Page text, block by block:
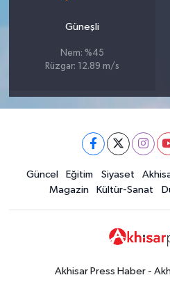
Güneşli
Nem: %45
Rüzgar: 12.89 m/s
Güncel Eğitim Siyaset
Magazin
Kültür-Sanat
Akhisar Press Haber -